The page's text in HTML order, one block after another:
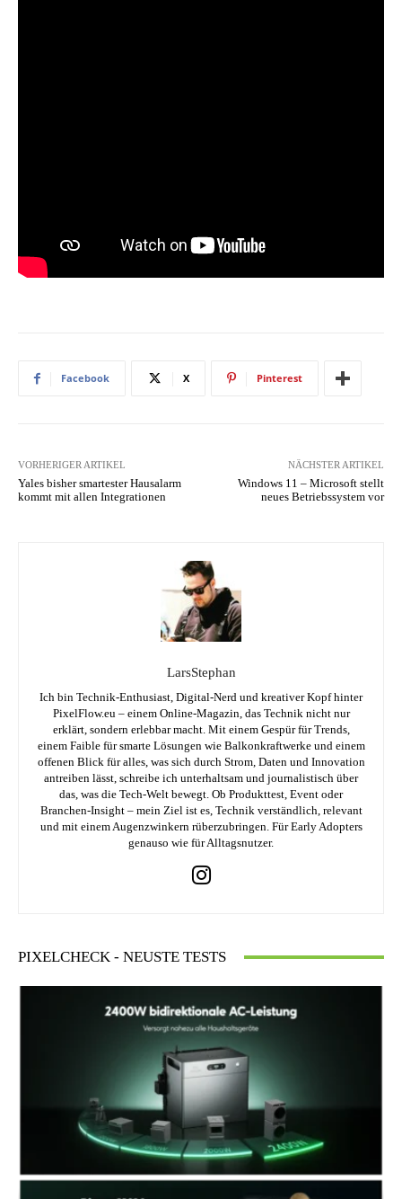
Facebook X Pinterest
VORHERIGER ARTIKEL
Yales bisher smartester Hausalarm
kommt mit allen Integrationen
NÄCHSTER ARTIKEL
Windows 11 – Microsoft stellt
neues Betriebssystem vor
LarsStephan
Ich bin Technik-Enthusiast, Digital-Nerd und kreativer Kopf hinter
PixelFlow.eu – einem Online-Magazin, das Technik nicht nur
erklärt, sondern erlebbar macht. Mit einem Gespür für Trends,
einem Faible für smarte Lösungen wie Balkonkraftwerke und einem
offenen Blick für alles, was sich durch Strom, Daten und Innovation
antreiben lässt, schreibe ich unterhaltsam und journalistisch über
das, was die Tech-Welt bewegt. Ob Produkttest, Event oder
Branchen-Insight – mein Ziel ist es, Technik verständlich, relevant
und mit einem Augenzwinkern rüberzubringen. Für Early Adopters
genauso wie für Alltagsnutzer.
PIXELCHECK - NEUSTE TESTS